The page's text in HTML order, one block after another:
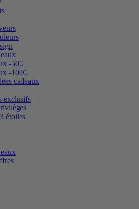
-50€
-100€
cadeaux
exclusifs
étoiles